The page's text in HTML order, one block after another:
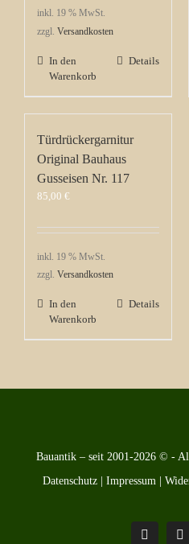
inkl. 19 % MwSt.
zzgl. Versandkosten
In den
Warenkorb
Details
Türdrückergarnitur
Original Bauhaus
Gusseisen Nr. 117
85,00 €
inkl. 19 % MwSt.
zzgl. Versandkosten
In den
Warenkorb
Details
Bauantik – seit 2001-2026 © -
Datenschutz
Impressum
Pinterest